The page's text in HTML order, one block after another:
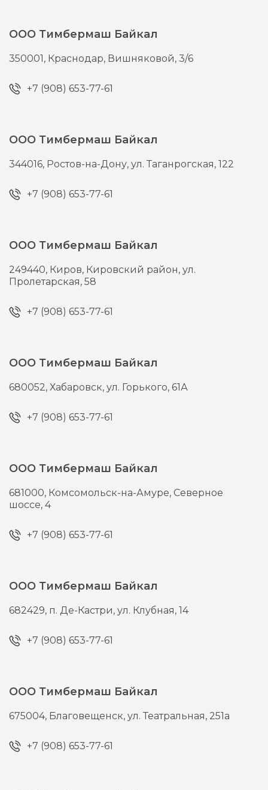
ООО Тимбермаш Байкал
350001, Краснодар, Вишняковой, 3/6
+7 (908) 653-77-61
ООО Тимбермаш Байкал
344016, Ростов-на-Дону,ул. Таганрогская, 122
+7 (908) 653-77-61
ООО Тимбермаш Байкал
249440, Киров, Кировский район, ул.
Пролетарская, 58
+7 (908) 653-77-61
ООО Тимбермаш Байкал
680052,Хабаровск,ул. Горького, 61А
+7 (908) 653-77-61
ООО Тимбермаш Байкал
681000, Комсомольск-на-Амуре, Северное
шоссе, 4
+7 (908) 653-77-61
ООО Тимбермаш Байкал
682429, п. Де-Кастри,ул. Клубная, 14
+7 (908) 653-77-61
ООО Тимбермаш Байкал
675004, Благовещенск,ул. Театральная, 251а
+7 (908) 653-77-61